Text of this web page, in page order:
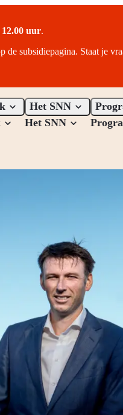
uur.
subsidiepagina. Staat je
Het SNN
Het SNN